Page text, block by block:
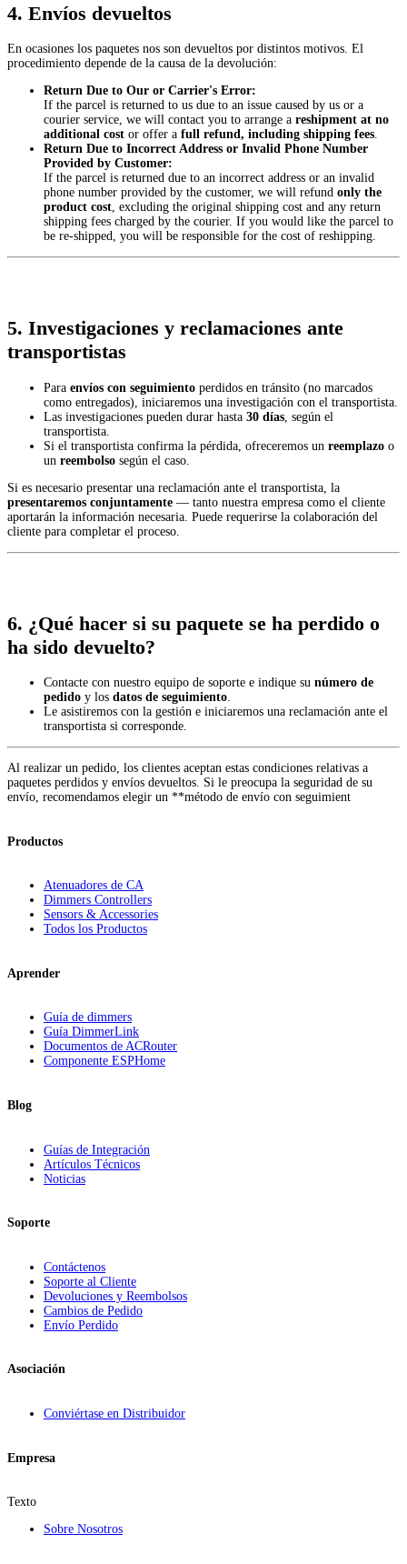
4. Envíos devueltos
En ocasiones los paquetes nos son devueltos por distintos motivos. El
procedimiento depende de la causa de la devolución:
Return Due to Our or Carrier's Error:
If the parcel is returned to us due to an issue caused by us or a
courier service, we will contact you to arrange a reshipment at no
additional cost or offer a full refund, including shipping fees.
Return Due to Incorrect Address or Invalid Phone Number
Provided by Customer:
If the parcel is returned due to an incorrect address or an invalid
phone number provided by the customer, we will refund only the
product cost, excluding the original shipping cost and any return
shipping fees charged by the courier. If you would like the parcel to
be re-shipped, you will be responsible for the cost of reshipping.
5. Investigaciones y reclamaciones ante
transportistas
Para envíos con seguimiento perdidos en tránsito (no marcados
como entregados), iniciaremos una investigación con el transportista.
Las investigaciones pueden durar hasta 30 días , según el
transportista.
Si el transportista confirma la pérdida, ofreceremos un reemplazo o
un reembolso según el caso.
Si es necesario presentar una reclamación ante el transportista, la
presentaremos conjuntamente — tanto nuestra empresa como el cliente
aportarán la información necesaria. Puede requerirse la colaboración del
cliente para completar el proceso.
6. ¿Qué hacer si su paquete se ha perdido o
ha sido devuelto?
Contacte con nuestro equipo de soporte e indique su número de
pedido y los datos de seguimiento.
Le asistiremos con la gestión e iniciaremos una reclamación ante el
transportista si corresponde.
Al realizar un pedido, los clientes aceptan estas condiciones relativas a
paquetes perdidos y envíos devueltos. Si le preocupa la seguridad de su
envío, recomendamos elegir un **método de envío con seguimient
Productos
Atenuadores de CA
Dimmers Controllers
Sensors & Accessories
Todos los Productos
Aprender
Guía de dimmers
Guía DimmerLink
Documentos de ACRouter
Componente ESPHome
Blog
Guías de Integración
Artículos Técnicos
Noticias
Soporte
Contáctenos
Soporte al Cliente
Devoluciones y Reembolsos
Cambios de Pedido
Envío Perdido
Asociación
Conviértase en Distribuidor
Empresa
Texto
Sobre Nosotros